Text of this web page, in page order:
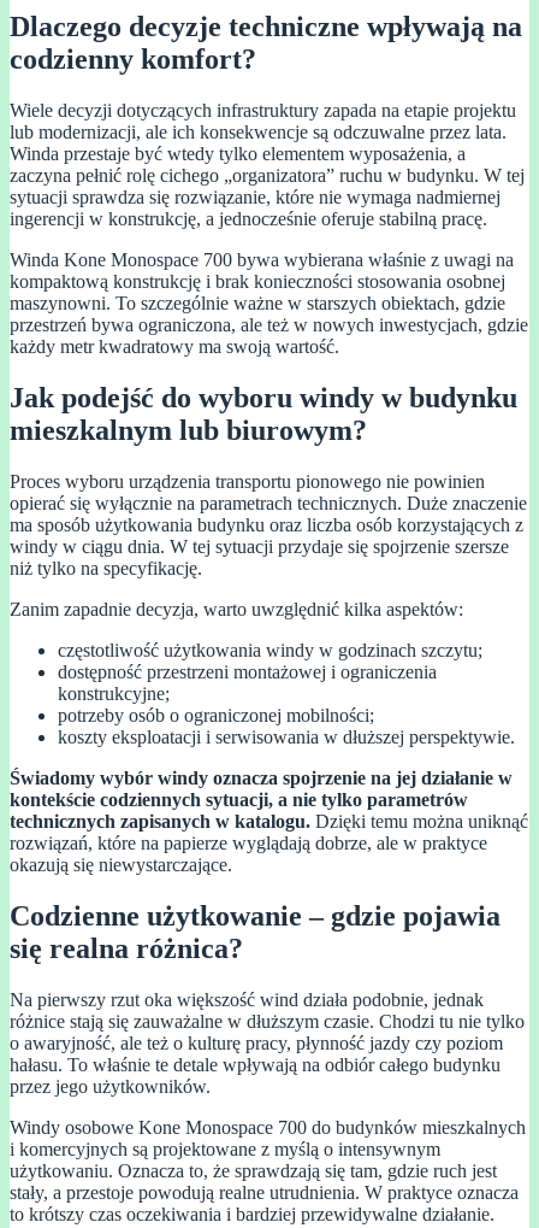
Dlaczego decyzje techniczne wpływają na
codzienny komfort?
Wiele decyzji dotyczących infrastruktury zapada na etapie projektu
lub modernizacji, ale ich konsekwencje są odczuwalne przez lata.
Winda przestaje być wtedy tylko elementem wyposażenia, a
zaczyna pełnić rolę cichego „organizatora” ruchu w budynku. W tej
sytuacji sprawdza się rozwiązanie, które nie wymaga nadmiernej
ingerencji w konstrukcję, a jednocześnie oferuje stabilną pracę.
Winda Kone Monospace 700 bywa wybierana właśnie z uwagi na
kompaktową konstrukcję i brak konieczności stosowania osobnej
maszynowni. To szczególnie ważne w starszych obiektach, gdzie
przestrzeń bywa ograniczona, ale też w nowych inwestycjach, gdzie
każdy metr kwadratowy ma swoją wartość.
Jak podejść do wyboru windy w budynku
mieszkalnym lub biurowym?
Proces wyboru urządzenia transportu pionowego nie powinien
opierać się wyłącznie na parametrach technicznych. Duże znaczenie
ma sposób użytkowania budynku oraz liczba osób korzystających z
windy w ciągu dnia. W tej sytuacji przydaje się spojrzenie szersze
niż tylko na specyfikację.
Zanim zapadnie decyzja, warto uwzględnić kilka aspektów:
częstotliwość użytkowania windy w godzinach szczytu;
dostępność przestrzeni montażowej i ograniczenia
konstrukcyjne;
potrzeby osób o ograniczonej mobilności;
koszty eksploatacji i serwisowania w dłuższej perspektywie.
Świadomy wybór windy oznacza spojrzenie na jej działanie w
kontekście codziennych sytuacji, a nie tylko parametrów
technicznych zapisanych w katalogu. Dzięki temu można uniknąć
rozwiązań, które na papierze wyglądają dobrze, ale w praktyce
okazują się niewystarczające.
Codzienne użytkowanie – gdzie pojawia
się realna różnica?
Na pierwszy rzut oka większość wind działa podobnie, jednak
różnice stają się zauważalne w dłuższym czasie. Chodzi tu nie tylko
o awaryjność, ale też o kulturę pracy, płynność jazdy czy poziom
hałasu. To właśnie te detale wpływają na odbiór całego budynku
przez jego użytkowników.
Windy osobowe Kone Monospace 700 do budynków mieszkalnych
i komercyjnych są projektowane z myślą o intensywnym
użytkowaniu. Oznacza to, że sprawdzają się tam, gdzie ruch jest
stały, a przestoje powodują realne utrudnienia. W praktyce oznacza
to krótszy czas oczekiwania i bardziej przewidywalne działanie.